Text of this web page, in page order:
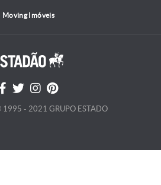
Moving Imóveis
1995 - 2021 GRUPO ESTADO